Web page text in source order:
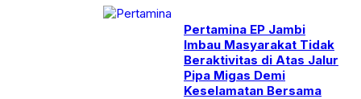
Pertamina EP Jambi
Imbau Masyarakat Tidak
Beraktivitas di Atas Jalur
Pipa Migas Demi
Keselamatan Bersama